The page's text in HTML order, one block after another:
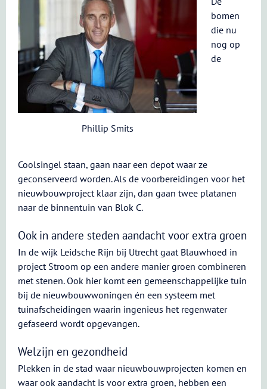
Phillip Smits
bomen
die nu
nog op
de
Coolsingel staan, gaan naar een depot waar ze
geconserveerd worden. Als de voorbereidingen voor het
nieuwbouwproject klaar zijn, dan gaan twee platanen
naar de binnentuin van Blok C.
Ook in andere steden aandacht voor extra groen
In de wijk Leidsche Rijn bij Utrecht gaat Blauwhoed in
project Stroom op een andere manier groen combineren
met stenen. Ook hier komt een gemeenschappelijke tuin
bij de nieuwbouwwoningen én een systeem met
tuinafscheidingen waarin ingenieus het regenwater
gefaseerd wordt opgevangen.
Welzijn en gezondheid
Plekken in de stad waar nieuwbouwprojecten komen en
waar ook aandacht is voor extra groen, hebben een